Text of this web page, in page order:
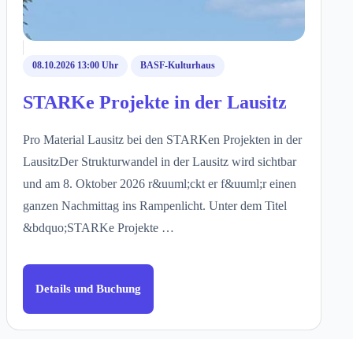
08.10.2026 13:00 Uhr BASF-Kulturhaus
STARKe Projekte in der Lausitz
Pro Material Lausitz bei den STARKen Projekten in der
LausitzDer Strukturwandel in der Lausitz wird sichtbar
und am 8. Oktober 2026 r&uuml;ckt er f&uuml;r einen
ganzen Nachmittag ins Rampenlicht. Unter dem Titel
&bdquo;STARKe Projekte …
Details und Buchung